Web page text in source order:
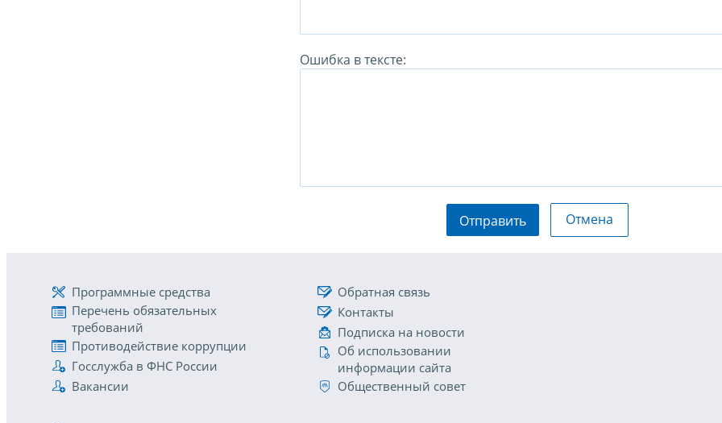
Ошибка в тексте:
Отправить Отмена
Программные средства
Перечень обязательных
требований
Противодействие коррупции
Госслужба в ФНС России
Вакансии
Обратная связь
Контакты
Подписка на новости
Об использовании
информации сайта
Общественный совет